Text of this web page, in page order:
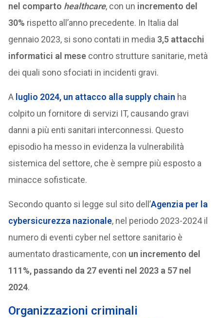
nel comparto healthcare, con un incremento del
30% rispetto all’anno precedente. In Italia dal
gennaio 2023, si sono contati in media 3,5 attacchi
informatici al mese contro strutture sanitarie, metà
dei quali sono sfociati in incidenti gravi.
A luglio 2024, un attacco alla supply chain ha
colpito un fornitore di servizi IT, causando gravi
danni a più enti sanitari interconnessi. Questo
episodio ha messo in evidenza la vulnerabilità
sistemica del settore, che è sempre più esposto a
minacce sofisticate.
Secondo quanto si legge sul sito dell’Agenzia per la
cybersicurezza nazionale, nel periodo 2023-2024 il
numero di eventi cyber nel settore sanitario è
aumentato drasticamente, con un incremento del
111%, passando da 27 eventi nel 2023 a 57 nel
2024.
Organizzazioni criminali